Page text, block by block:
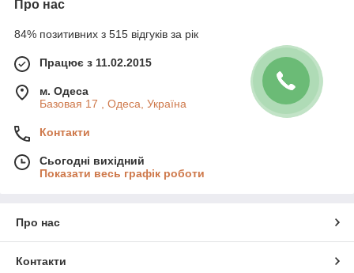
Про нас
84% позитивних з 515 відгуків за рік
Працює з 11.02.2015
м. Одеса
Базовая 17 , Одеса, Україна
Контакти
Сьогодні вихідний
Показати весь графік роботи
Про нас
Контакти